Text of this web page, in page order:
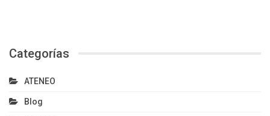
Categorías
ATENEO
Blog